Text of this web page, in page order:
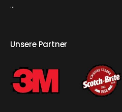
...
Unsere Partner